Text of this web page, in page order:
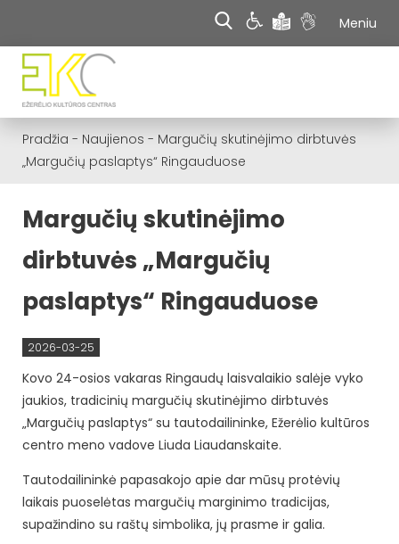
Meniu
Pradžia - Naujienos - Margučių skutinėjimo dirbtuvės
„Margučių paslaptys“ Ringauduose
Margučių skutinėjimo
dirbtuvės „Margučių
paslaptys“ Ringauduose
2026-03-25
Kovo 24-osios vakaras Ringaudų laisvalaikio salėje vyko
jaukios, tradicinių margučių skutinėjimo dirbtuvės
„Margučių paslaptys“ su tautodailininke, Ežerėlio kultūros
centro meno vadove Liuda Liaudanskaite.
Tautodailininkė papasakojo apie dar mūsų protėvių
laikais puoselėtas margučių marginimo tradicijas,
supažindino su raštų simbolika, jų prasme ir galia.